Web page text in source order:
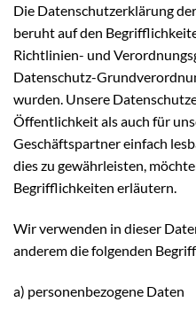
Die Datenschutzerklärung
beruht auf den
Richtlinien- und
Datenschutz-
wurden. Unsere
Öffentlichkeit als auch für
Geschäftspartner einfach
dies zu gewährleisten,
Begrifflichkeiten erläutern.
Wir verwenden in dieser
anderem die folgenden
a) personenbezogene Daten